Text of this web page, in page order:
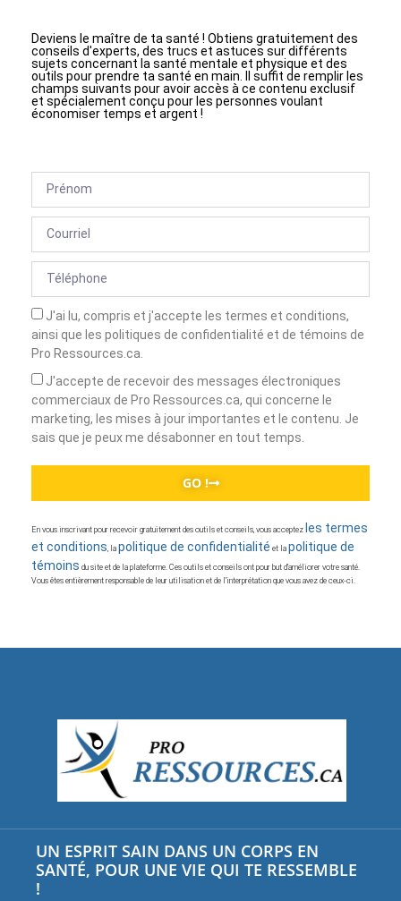
Deviens le maître de ta santé ! Obtiens gratuitement des
conseils d'experts, des trucs et astuces sur différents
sujets concernant la santé mentale et physique et des
outils pour prendre ta santé en main. Il suffit de remplir les
champs suivants pour avoir accès à ce contenu exclusif
et spécialement conçu pour les personnes voulant
économiser temps et argent !
J'ai lu, compris et j'accepte les termes et conditions,
ainsi que les politiques de confidentialité et de témoins de
Pro Ressources.ca.
J'accepte de recevoir des messages électroniques
commerciaux de Pro Ressources.ca, qui concerne le
marketing, les mises à jour importantes et le contenu. Je
sais que je peux me désabonner en tout temps.
GO !
En vous inscrivant pour recevoir gratuitement des outils et conseils, vous acceptez les termes
et conditions , la politique de confidentialité et la politique de
témoins du site et de la plateforme. Ces outils et conseils ont pour but d’améliorer votre santé.
Vous êtes entièrement responsable de leur utilisation et de l’interprétation que vous avez de ceux-ci.
UN ESPRIT SAIN DANS UN CORPS EN
SANTÉ, POUR UNE VIE QUI TE RESSEMBLE
!